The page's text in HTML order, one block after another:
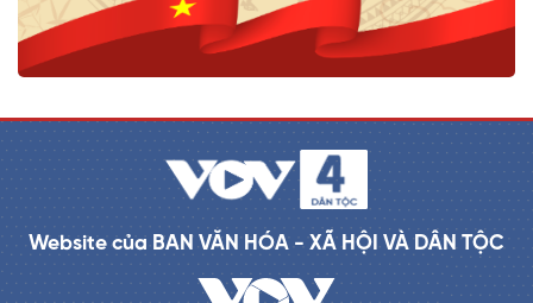
Website của BAN VĂN HÓA - XÃ HỘI VÀ DÂN TỘC